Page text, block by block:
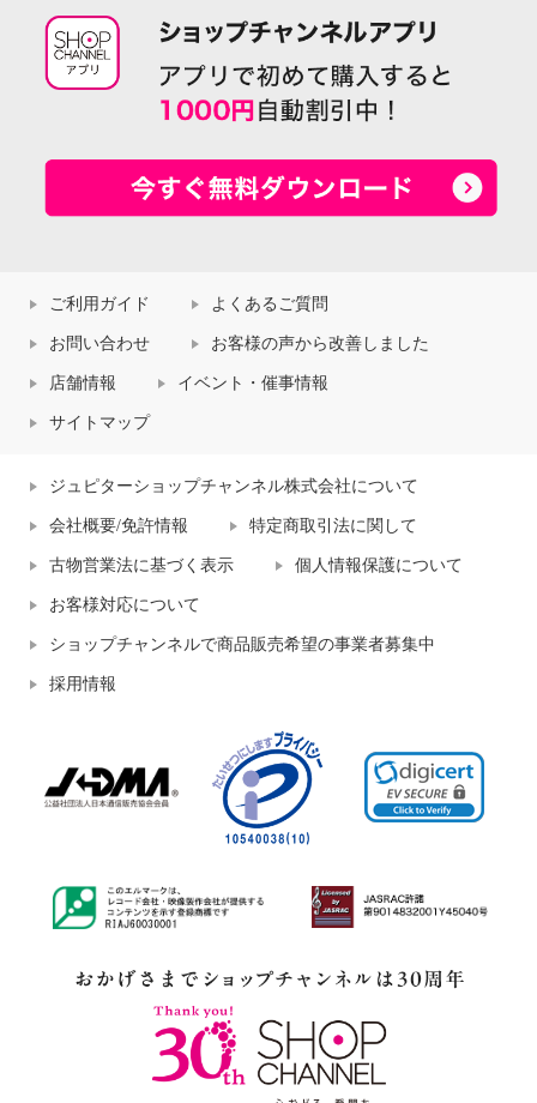
ご利用ガイド よくあるご質問
お問い合わせ お客様の声から改善しました
店舗情報 イベント・催事情報
サイトマップ
ジュピターショップチャンネル株式会社について
会社概要/免許情報 特定商取引法に関して
古物営業法に基づく表示 個人情報保護について
お客様対応について
ショップチャンネルで商品販売希望の事業者募集中
採用情報